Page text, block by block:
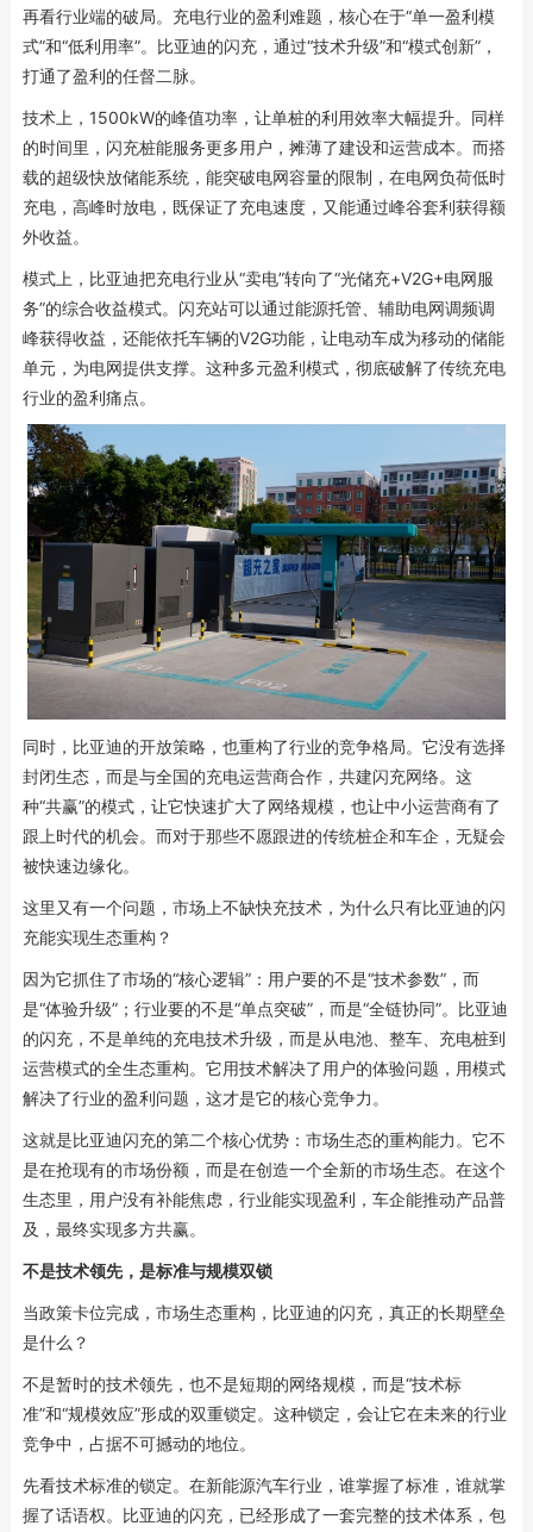
再看行业端的破局。充电行业的盈利难题，核心在于“单一盈利模
式”和“低利用率”。比亚迪的闪充，通过“技术升级”和“模式创新”，
打通了盈利的任督二脉。
技术上，1500kW的峰值功率，让单桩的利用效率大幅提升。同样
的时间里，闪充桩能服务更多用户，摊薄了建设和运营成本。而搭
载的超级快放储能系统，能突破电网容量的限制，在电网负荷低时
充电，高峰时放电，既保证了充电速度，又能通过峰谷套利获得额
外收益。
模式上，比亚迪把充电行业从“卖电”转向了“光储充+V2G+电网服
务”的综合收益模式。闪充站可以通过能源托管、辅助电网调频调
峰获得收益，还能依托车辆的V2G功能，让电动车成为移动的储能
单元，为电网提供支撑。这种多元盈利模式，彻底破解了传统充电
行业的盈利痛点。
同时，比亚迪的开放策略，也重构了行业的竞争格局。它没有选择
封闭生态，而是与全国的充电运营商合作，共建闪充网络。这
种“共赢”的模式，让它快速扩大了网络规模，也让中小运营商有了
跟上时代的机会。而对于那些不愿跟进的传统桩企和车企，无疑会
被快速边缘化。
这里又有一个问题，市场上不缺快充技术，为什么只有比亚迪的闪
充能实现生态重构？
因为它抓住了市场的“核心逻辑”：用户要的不是“技术参数”，而
是“体验升级”；行业要的不是“单点突破”，而是“全链协同”。比亚迪
的闪充，不是单纯的充电技术升级，而是从电池、整车、充电桩到
运营模式的全生态重构。它用技术解决了用户的体验问题，用模式
解决了行业的盈利问题，这才是它的核心竞争力。
这就是比亚迪闪充的第二个核心优势：市场生态的重构能力。它不
是在抢现有的市场份额，而是在创造一个全新的市场生态。在这个
生态里，用户没有补能焦虑，行业能实现盈利，车企能推动产品普
及，最终实现多方共赢。
不是技术领先，是标准与规模双锁
当政策卡位完成，市场生态重构，比亚迪的闪充，真正的长期壁垒
是什么？
不是暂时的技术领先，也不是短期的网络规模，而是“技术标
准”和“规模效应”形成的双重锁定。这种锁定，会让它在未来的行业
竞争中，占据不可撼动的地位。
先看技术标准的锁定。在新能源汽车行业，谁掌握了标准，谁就掌
握了话语权。比亚迪的闪充，已经形成了一套完整的技术体系，包